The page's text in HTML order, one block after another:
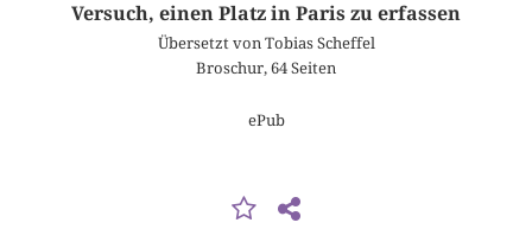
Versuch, einen Platz in Paris zu erfassen
Übersetzt von Tobias Scheffel
Broschur, 64 Seiten
ePub